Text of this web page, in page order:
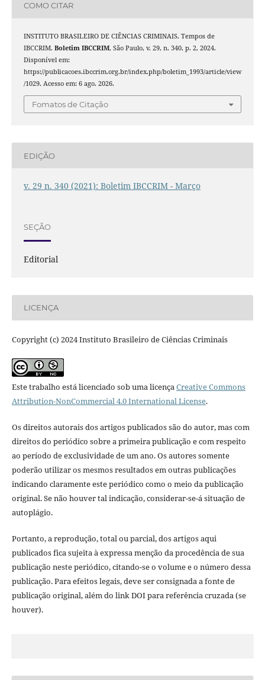
COMO CITAR
INSTITUTO BRASILEIRO DE CIÊNCIAS CRIMINAIS. Tempos de
IBCCRIM. Boletim IBCCRIM, São Paulo, v. 29, n. 340, p. 2, 2024.
Disponível em:
https://publicacoes.ibccrim.org.br/index.php/boletim_1993/article/view
/1029. Acesso em: 6 ago. 2026.
Fomatos de Citação
EDIÇÃO
v. 29 n. 340 (2021): Boletim IBCCRIM - Março
SEÇÃO
Editorial
LICENÇA
Copyright (c) 2024 Instituto Brasileiro de Ciências Criminais
Este trabalho está licenciado sob uma licençaCreative Commons
Attribution-NonCommercial 4.0 International License.
Os direitos autorais dos artigos publicados são do autor, mas com
direitos do periódico sobre a primeira publicação e com respeito
ao período de exclusividade de um ano. Os autores somente
poderão utilizar os mesmos resultados em outras publicações
indicando claramente este periódico como o meio da publicação
original. Se não houver tal indicação, considerar-se-á situação de
autoplágio.
Portanto, a reprodução, total ou parcial, dos artigos aqui
publicados fica sujeita à expressa menção da procedência de sua
publicação neste periódico, citando-se o volume e o número dessa
publicação. Para efeitos legais, deve ser consignada a fonte de
publicação original, além do link DOI para referência cruzada (se
houver).